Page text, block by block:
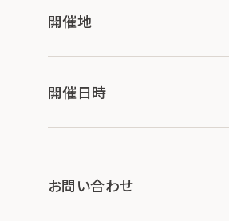
開催地
開催日時
お問い合わせ